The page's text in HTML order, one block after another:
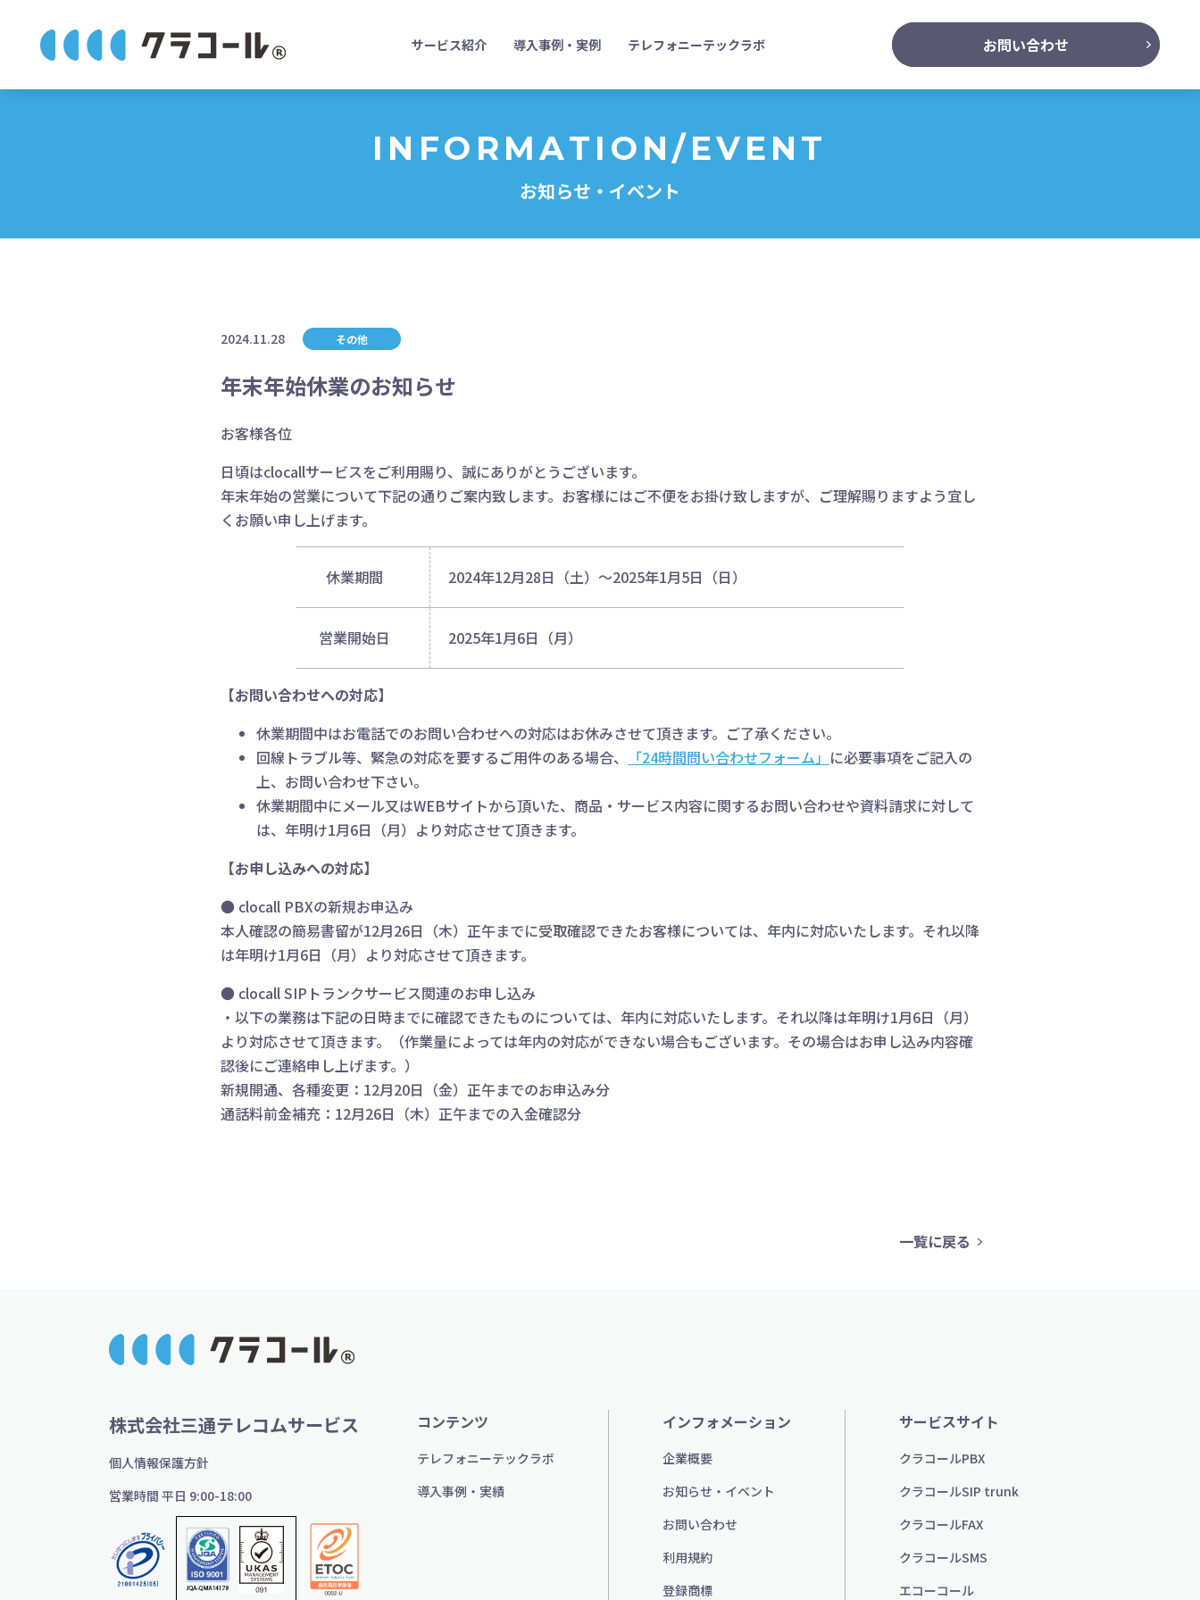
サービス紹介 導入事例・実例 テレフォニーテックラボ お問い合わせ
INFORMATION/EVENT
お知らせ・イベント
2024.11.28 その他
年末年始休業のお知らせ
お客様各位
日頃はclocallサービスをご利用賜り、誠にありがとうございます。
年末年始の営業について下記の通りご案内致します。お客様にはご不便をお掛け致しますが、ご理解賜りますよう宜し
くお願い申し上げます。
休業期間 2024年12月28日（土）～2025年1月5日（日）
営業開始日 2025年1月6日（月）
【お問い合わせへの対応】
休業期間中はお電話でのお問い合わせへの対応はお休みさせて頂きます。ご了承ください。
回線トラブル等、緊急の対応を要するご用件のある場合、
「24時間問い合わせフォーム」 に必要事項をご記入の
上、お問い合わせ下さい。
休業期間中にメール又はWEBサイトから頂いた、商品・サービス内容に関するお問い合わせや資料請求に対して
は、年明け1月6日（月）より対応させて頂きます。
【お申し込みへの対応】
● clocall PBXの新規お申込み
本人確認の簡易書留が12月26日（木）正午までに受取確認できたお客様については、年内に対応いたします。それ以降
は年明け1月6日（月）より対応させて頂きます。
● clocall SIPトランクサービス関連のお申し込み
・以下の業務は下記の日時までに確認できたものについては、年内に対応いたします。それ以降は年明け1月6日（月）
より対応させて頂きます。（作業量によっては年内の対応ができない場合もございます。その場合はお申し込み内容確
認後にご連絡申し上げます。）
新規開通、各種変更：12月20日（金）正午までのお申込み分
通話料前金補充：12月26日（木）正午までの入金確認分
一覧に戻る
株式会社三通テレコムサービス
個人情報保護方針
営業時間 平日 9:00-18:00
コンテンツ
テレフォニーテックラボ
導入事例・実績
インフォメーション
企業概要
お知らせ・イベント
お問い合わせ
利用規約
登録商標
サービスサイト
クラコールPBX
クラコールSIP trunk
クラコールFAX
クラコールSMS
エコーコール